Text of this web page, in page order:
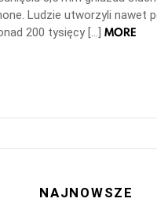
Ludzie utworzyli nawet
200 tysięcy […] MORE
NAJNOWSZE